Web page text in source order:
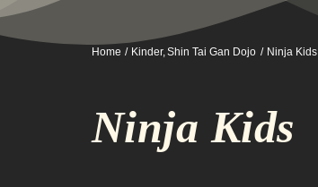
Home Kinder Shin Tai Gan Dojo Ninja Kids
Ninja Kids